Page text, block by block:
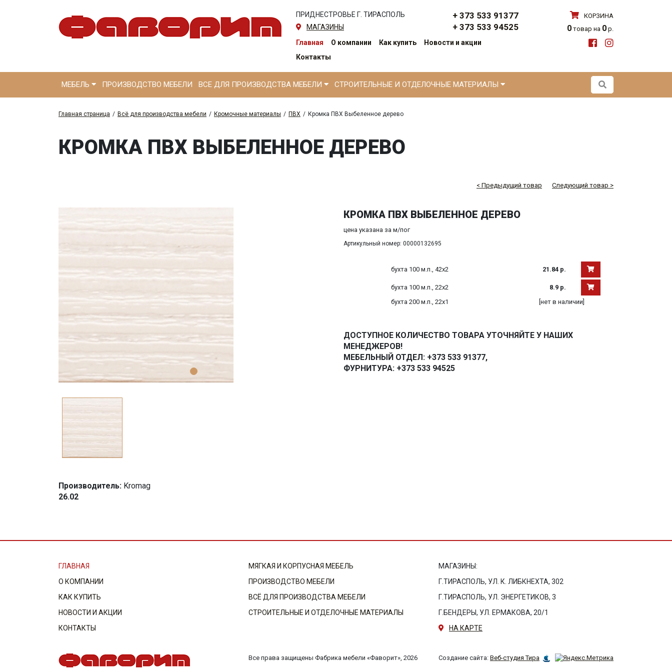
ПРИДНЕСТРОВЬЕ Г. ТИРАСПОЛЬ
МАГАЗИНЫ
+ 373 533 91377
+ 373 533 94525
Главная О компании Как купить
Новости и акции
Контакты
КОРЗИНА
0 товар на 0 р.
МЕБЕЛЬ ПРОИЗВОДСТВО МЕБЕЛИ ВСЕ ДЛЯ ПРОИЗВОДСТВА МЕБЕЛИ СТРОИТЕЛЬНЫЕ И ОТДЕЛОЧНЫЕ МАТЕРИАЛЫ
Главная страница / Всё для производства мебели / Кромочные материалы / ПВХ / Кромка ПВХ Выбеленное дерево
КРОМКА ПВХ ВЫБЕЛЕННОЕ ДЕРЕВО
< Предыдущий товар Следующий товар >
Производитель: Kromag
26.02
КРОМКА ПВХ ВЫБЕЛЕННОЕ ДЕРЕВО
цена указана за м/пог
Артикульный номер: 00000132695
бухта 100 м.п., 42х2 21.84 р.
бухта 100 м.п., 22х2
8.9 р.
бухта 200 м.п., 22х1
[нет в наличии]
ДОСТУПНОЕ КОЛИЧЕСТВО ТОВАРА УТОЧНЯЙТЕ У НАШИХ
МЕНЕДЖЕРОВ!
МЕБЕЛЬНЫЙ ОТДЕЛ: +373 533 91377,
ФУРНИТУРА: +373 533 94525
ГЛАВНАЯ
О КОМПАНИИ
КАК КУПИТЬ
НОВОСТИ И АКЦИИ
КОНТАКТЫ
МЯГКАЯ И КОРПУСНАЯ МЕБЕЛЬ
ПРОИЗВОДСТВО МЕБЕЛИ
ВСЁ ДЛЯ ПРОИЗВОДСТВА МЕБЕЛИ
СТРОИТЕЛЬНЫЕ И ОТДЕЛОЧНЫЕ МАТЕРИАЛЫ
МАГАЗИНЫ:
Г.ТИРАСПОЛЬ, УЛ. К. ЛИБКНЕХТА, 302
Г.ТИРАСПОЛЬ, УЛ. ЭНЕРГЕТИКОВ, 3
Г.БЕНДЕРЫ, УЛ. ЕРМАКОВА, 20/1
НА КАРТЕ
Все права защищены Фабрика мебели «Фаворит», 2026 Создание сайта: Веб-студия Тира